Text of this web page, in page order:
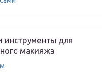
инструменты для
макияжа